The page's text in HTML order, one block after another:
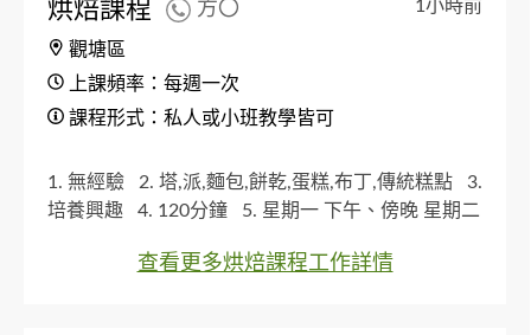
烘焙課程 方〇
觀塘區
上課頻率：每週一次
課程形式：私人或小班教學皆可
1小時前
1. 無經驗 2. 塔,派,麵包,餅乾,蛋糕,布丁,傳統糕點
3.
培養興趣
4. 120分鐘
5. 星期一 下午、傍晚 星期二
星期五 下午、傍晚查看更多烘焙課程工作詳情